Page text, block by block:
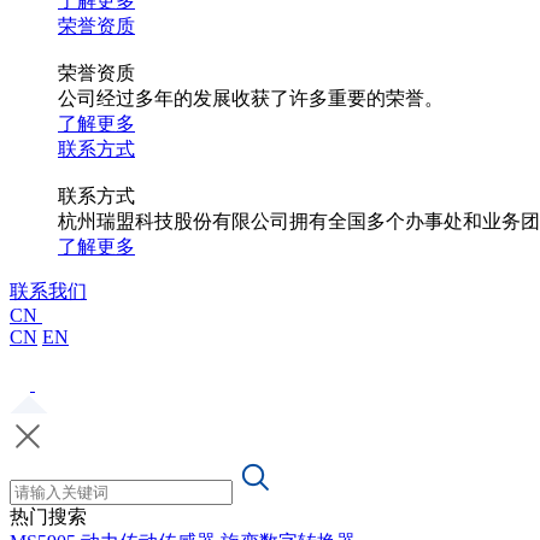
荣誉资质
荣誉资质
公司经过多年的发展收获了许多重要的荣誉。
了解更多
联系方式
联系方式
杭州瑞盟科技股份有限公司拥有全国多个办事处和业务
了解更多
联系我们
CN
CN EN
热门搜索